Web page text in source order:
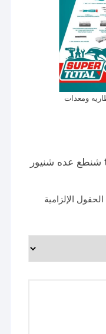
كن أول من يقيم “thkthp11662 شنطع عده شنيور
الحقول الإلزامية